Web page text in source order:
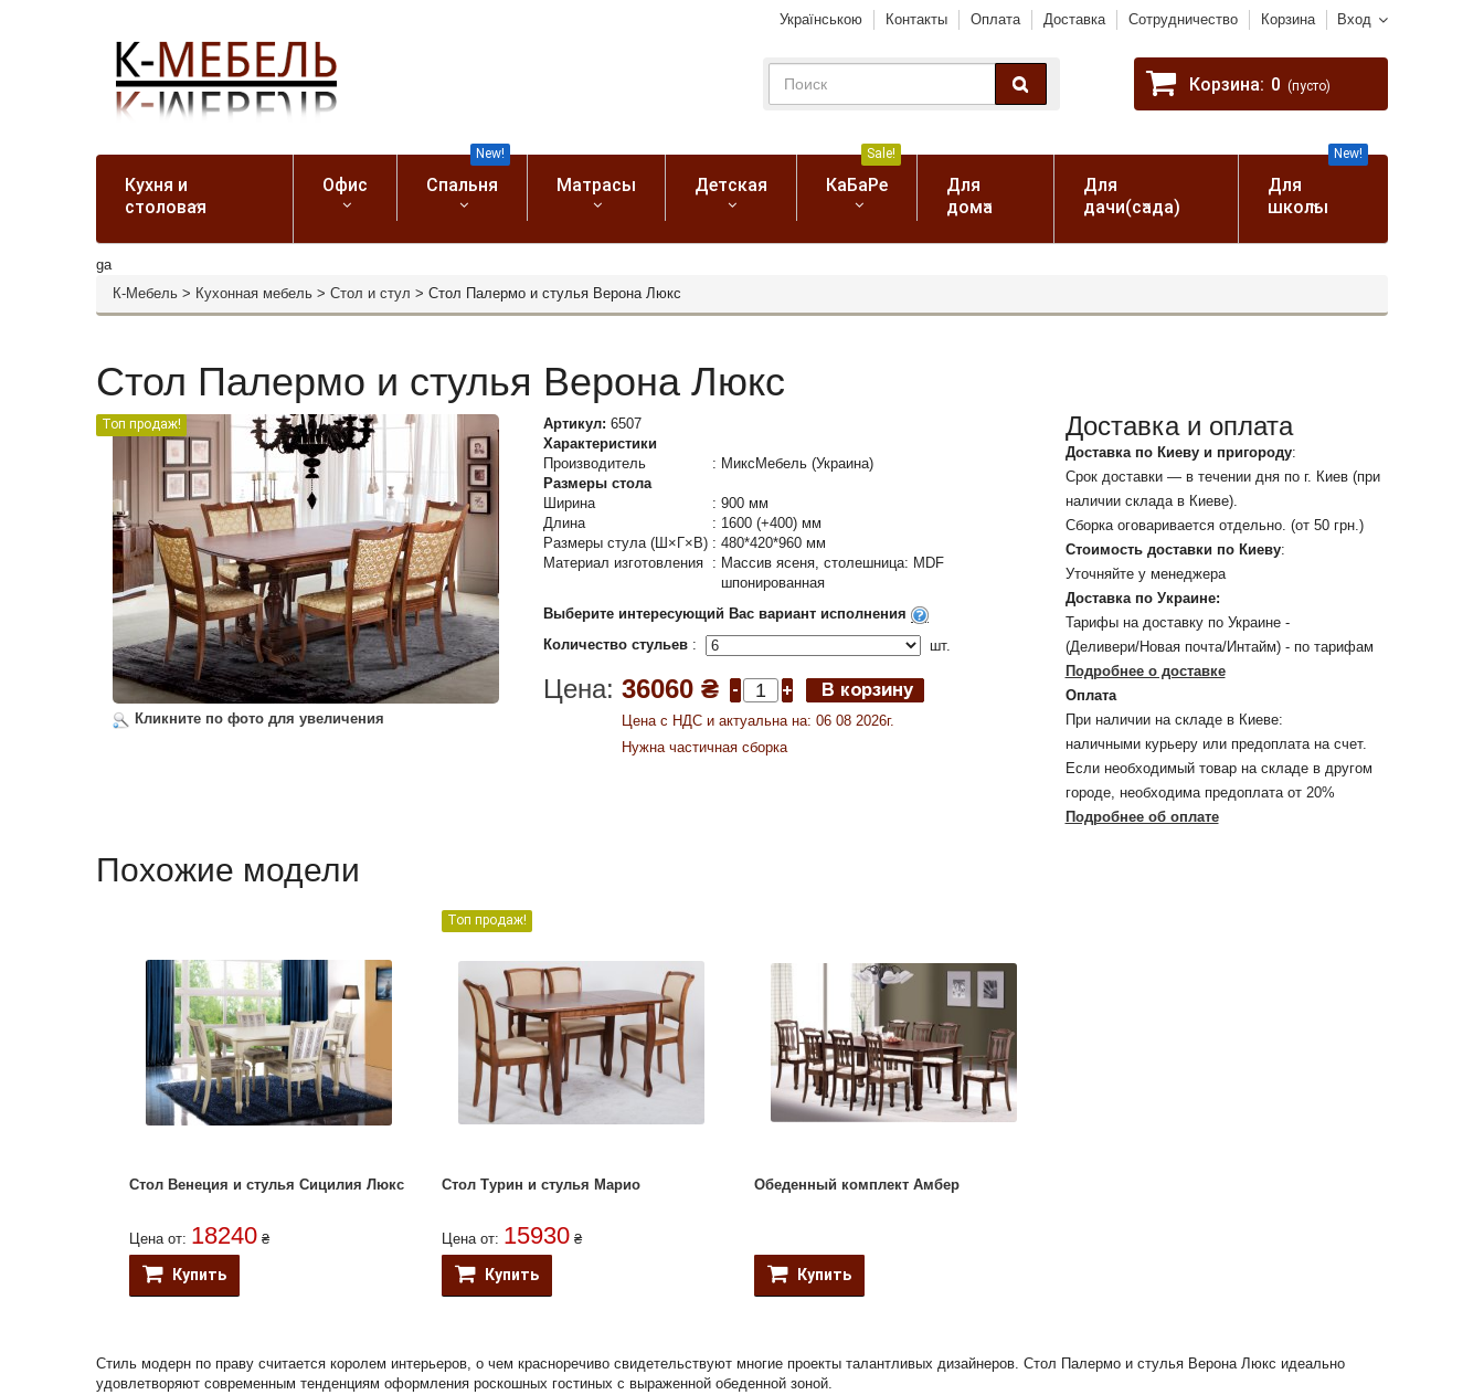
Вход
Українською Контакты Оплата Доставка Сотрудничество Корзина
Корзина: 0 (пусто)
Кухня и
столовая
Офис Спальня
New!
Матрасы Детская КаБаРе
Sale!
Для
дома
Для
дачи(сада)
Для
школы
New!
ga
К-Мебель > Кухонная мебель > Стол и стул > Стол Палермо и стулья Верона Люкс
Стол Палермо и стулья Верона Люкс
Топ продаж!
Кликните по фото для увеличения
Артикул: 6507
Характеристики
Производитель
: МиксМебель (Украина)
Размеры стола
Ширина
: 900 мм
Длина
: 1600 (+400) мм
Размеры стула (Ш×Г×В) : 480*420*960 мм
Материал изготовления : Массив ясеня, столешница: MDF
шпонированная
Выберите интересующий Вас вариант исполнения
Количество стульев : шт.
Цена: 36060 ₴
Цена c НДС и актуальна на: 06 08 2026г.
Нужна частичная сборка
Доставка и оплата
Доставка по Киеву и пригороду:
Срок доставки — в течении дня по г. Киев (при
наличии склада в Киеве).
Сборка оговаривается отдельно. (от 50 грн.)
Стоимость доставки по Киеву:
Уточняйте у менеджера
Доставка по Украине:
Тарифы на доставку по Украине -
(Деливери/Новая почта/Интайм) - по тарифам
Подробнее о доставке
Оплата
При наличии на складе в Киеве:
наличными курьеру или предоплата на счет.
Если необходимый товар на складе в другом
городе, необходима предоплата от 20%
Подробнее об оплате
Похожие модели
Стол Венеция и стулья Сицилия Люкс
Цена от: 18240 ₴
Купить
Топ продаж!
Стол Турин и стулья Марио
Цена от: 15930 ₴
Купить
Обеденный комплект Амбер
Купить
Стиль модерн по праву считается королем интерьеров, о чем красноречиво свидетельствуют многие проекты талантливых дизайнеров. Стол Палермо и стулья Верона Люкс идеально
удовлетворяют современным тенденциям оформления роскошных гостиных с выраженной обеденной зоной.